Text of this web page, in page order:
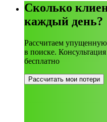
Сколько
каждый день?
Рассчитаем
в поиске.
бесплатно
Рассчитать мои потери